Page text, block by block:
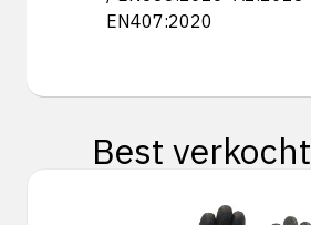
EN407:2020
Best verkocht